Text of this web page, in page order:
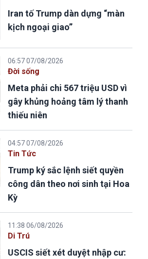
Iran tố Trump dàn dựng “màn
kịch ngoại giao”
06:57 07/08/2026
Đời sống
Meta phải chi 567 triệu USD vì
gây khủng hoảng tâm lý thanh
thiếu niên
04:57 07/08/2026
Tin Tức
Trump ký sắc lệnh siết quyền
công dân theo nơi sinh tại Hoa
Kỳ
11:38 06/08/2026
Di Trú
USCIS siết xét duyệt nhập cư: